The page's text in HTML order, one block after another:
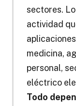
sectores.
actividad
medicina,
personal,
eléctrico
Todo